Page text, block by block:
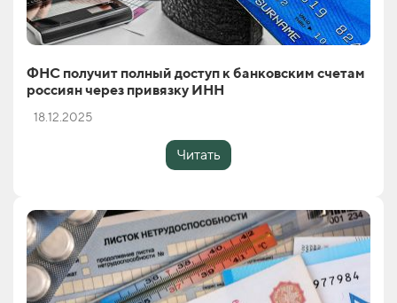
ФНС получит полный доступ к банковским счетам
россиян через привязку ИНН
18.12.2025
Читать